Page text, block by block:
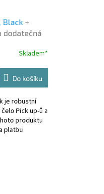
Black +
dodatečná
Skladem*
Do košíku
je robustní
Pick up-ů a
produktu
platbu